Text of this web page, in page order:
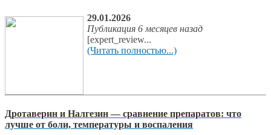
29.01.2026
Публикация 6 месяцев назад
[expert_review...
(Читать полностью...)
Дротаверин и Налгезин — сравнение препаратов: что
лучше от боли, температуры и воспаления